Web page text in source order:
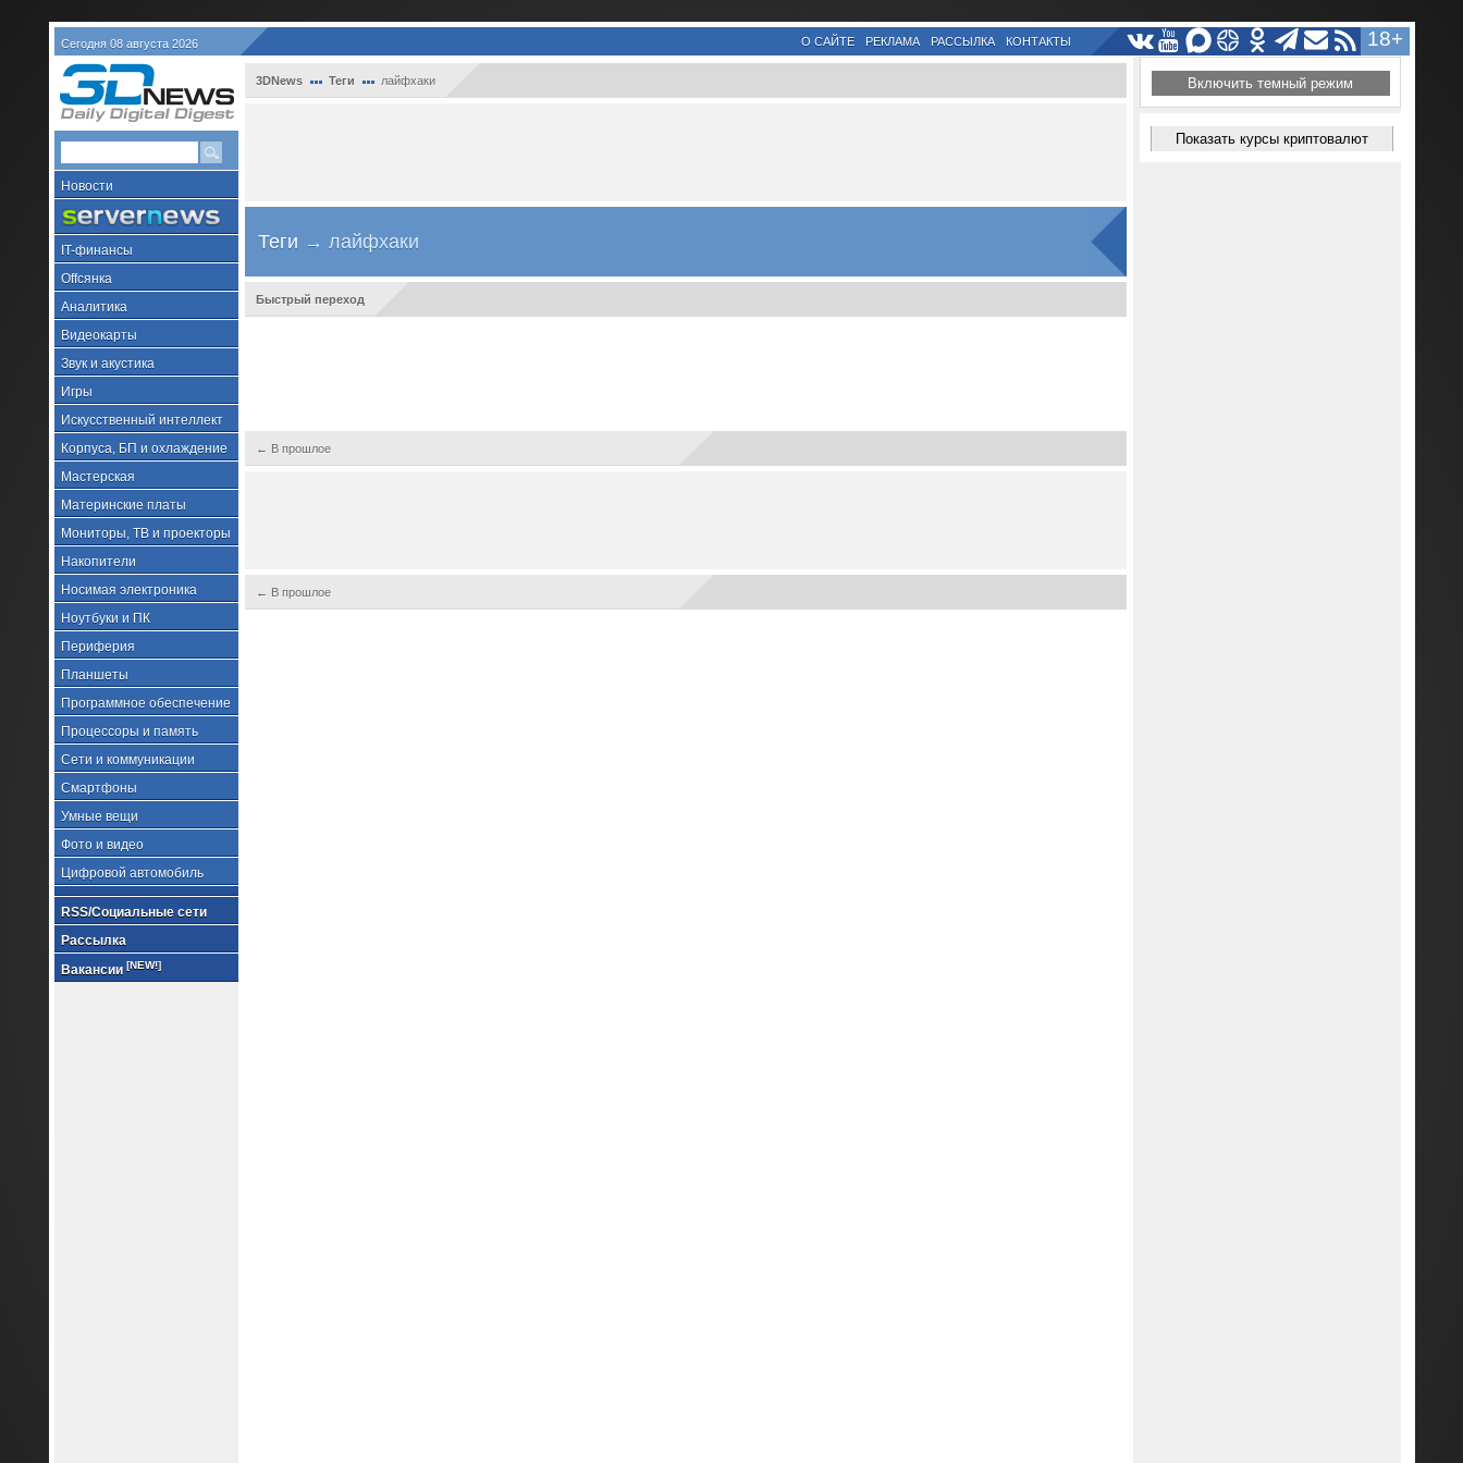
Сегодня 08 августа 2026 18+
О САЙТЕ РЕКЛАМА РАССЫЛКА КОНТАКТЫ
Новости
IT-финансы
Offсянка
Аналитика
Видеокарты
Звук и акустика
Игры
Искусственный интеллект
Корпуса, БП и охлаждение
Мастерская
Материнские платы
Мониторы, ТВ и проекторы
Накопители
Носимая электроника
Ноутбуки и ПК
Периферия
Планшеты
Программное обеспечение
Процессоры и память
Сети и коммуникации
Смартфоны
Умные вещи
Фото и видео
Цифровой автомобиль
RSS/Социальные сети
Рассылка
Вакансии [NEW!]
3DNews Теги лайфхаки
Теги → лайфхаки
Быстрый переход
← В прошлое
← В прошлое
Включить темный режим
Показать курсы криптовалют